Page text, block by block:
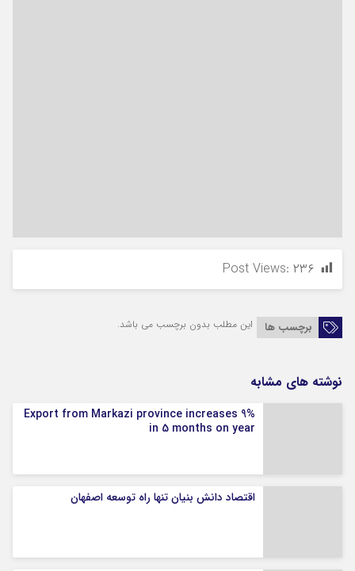
Post Views: ۲۳۶
برچسب ها این مطلب بدون برچسب می باشد.
نوشته های مشابه
Export from Markazi province increases 9%
in 5 months on year
اقتصاد دانش بنیان تنها راه توسعه اصفهان